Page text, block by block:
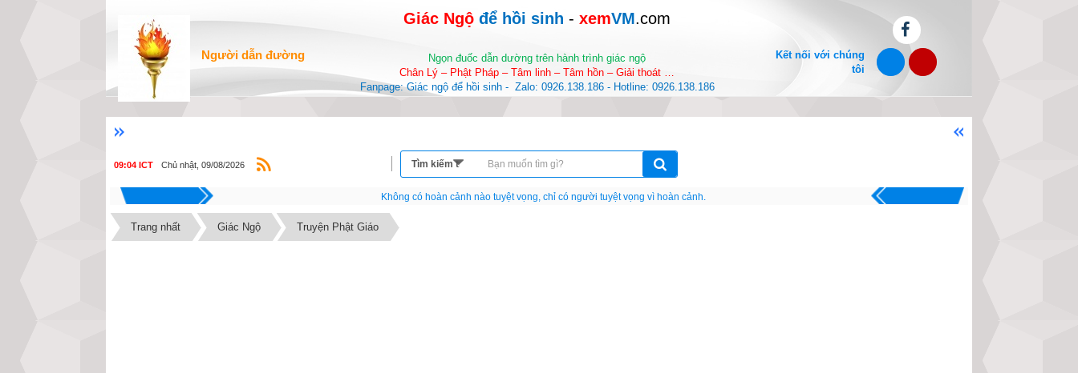
Người dẫn đường
Giác Ngộ để hồi sinh - xemVM.com
Ngọn đuốc dẫn dường trên hành trình giác ngộ
Chân Lý – Phật Pháp – Tâm linh – Tâm hồn – Giải thoát …
Fanpage: Giác ngộ để hồi sinh -  Zalo: 0926.138.186 - Hotline: 0926.138.186
Kết nối với chúng
tôi
Chào mừng bạn đến với website
09:04 ICT Chủ nhật, 09/08/2026
Nếu như không chịu học tập thì cho dù đi vạn dặm đường cũng chỉ là anh đưa thư.
Trang nhất Giác Ngộ Truyện Phật Giáo